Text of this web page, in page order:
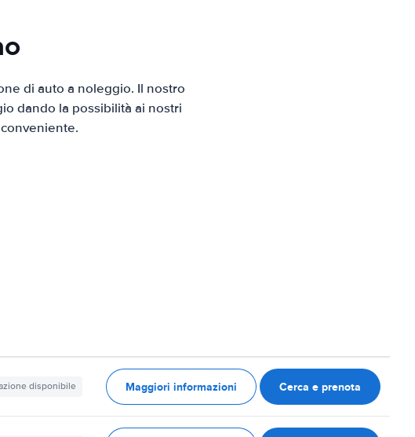
di auto a noleggio. Il nostro
dando la possibilità ai nostri
disponibile Maggiori informazioni Cerca e prenota